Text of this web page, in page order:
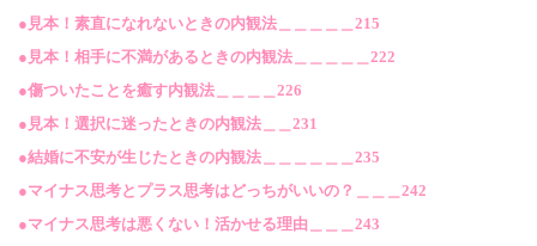
●見本！素直になれないときの内観法 ＿＿＿＿＿215
●見本！相手に不満があるときの内観法＿＿＿＿＿222
●傷ついたことを癒す内観法＿＿＿＿226
●見本！選択に迷ったときの内観法＿＿231
●結婚に不安が生じたときの内観法＿＿＿＿＿＿235
●マイナス思考とプラス思考はどっちがいいの？＿＿＿242
●マイナス思考は悪くない！活かせる理由＿＿＿243